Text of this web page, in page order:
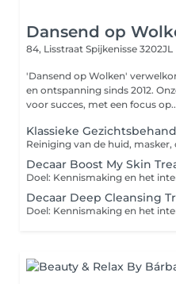
Dansend op
84, Lisstraat Spijkenisse 3202JL
'Dansend op Wolken'
en ontspanning sinds 2012.
voor succes, met een focus
Klassieke
Decaar Boost My Skin
Decaar Deep Cleansing